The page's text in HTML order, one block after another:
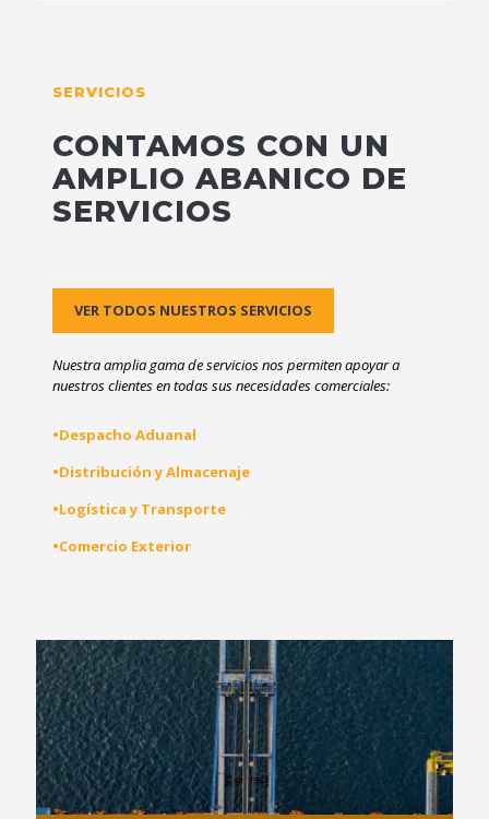
SERVICIOS
CONTAMOS CON UN
AMPLIO ABANICO DE
SERVICIOS
VER TODOS NUESTROS SERVICIOS
Nuestra amplia gama de servicios nos permiten apoyar a
nuestros clientes en todas sus necesidades comerciales:
•Despacho Aduanal
•Distribución y Almacenaje
•Logística y Transporte
•Comercio Exterior